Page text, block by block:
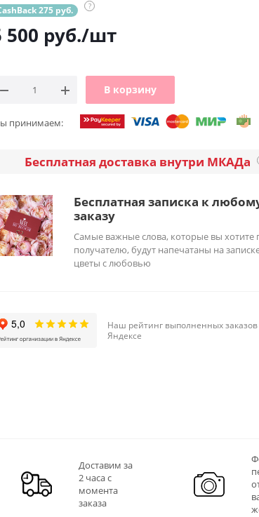
275 руб. ?
500 руб./шт
В корзину
принимаем:
Бесплатная доставка внутри МКАДа
Бесплатная записка к
заказу
Самые важные слова, которые вы хотите
получателю, будут напечатаны на
цветы с любовью
Наш рейтинг выполненных заказов
Яндексе
Доставим за
2 часа с
момента
заказа